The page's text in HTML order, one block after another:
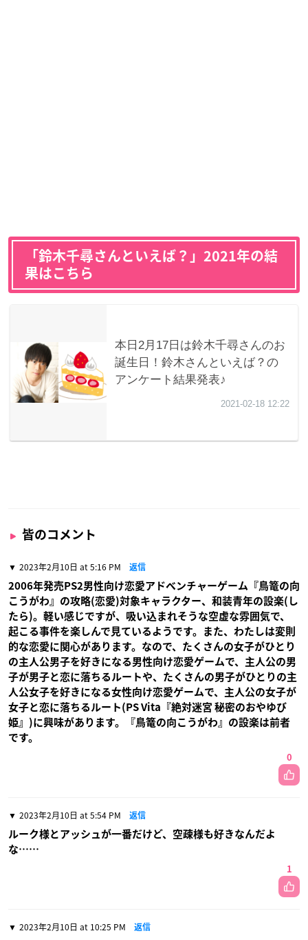
「鈴木千尋さんといえば？」2021年の結
果はこちら
皆のコメント
2023年2月10日 at 5:16 PM 返信
2006年発売PS2男性向け恋愛アドベンチャーゲーム『鳥篭の向
こうがわ』の攻略(恋愛)対象キャラクター、和装青年の設楽(し
たら)。軽い感じですが、吸い込まれそうな空虚な雰囲気で、
起こる事件を楽しんで見ているようです。また、わたしは変則
的な恋愛に関心があります。なので、たくさんの女子がひとり
の主人公男子を好きになる男性向け恋愛ゲームで、主人公の男
子が男子と恋に落ちるルートや、たくさんの男子がひとりの主
人公女子を好きになる女性向け恋愛ゲームで、主人公の女子が
女子と恋に落ちるルート(PS Vita『絶対迷宮 秘密のおやゆび
姫』)に興味があります。『鳥篭の向こうがわ』の設楽は前者
です。
0
2023年2月10日 at 5:54 PM 返信
ルーク様とアッシュが一番だけど、空疎様も好きなんだよ
な……
1
2023年2月10日 at 10:25 PM 返信